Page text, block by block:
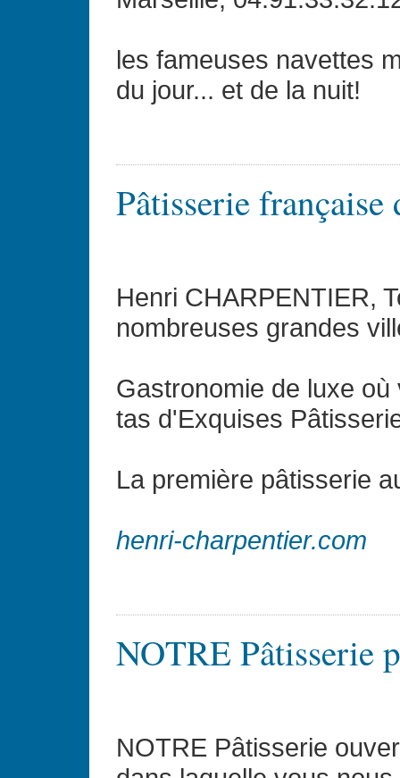
les fameuses navettes
du jour... et de la nuit!
Pâtisserie française
Henri CHARPENTIER,
nombreuses grandes
Gastronomie de luxe
tas d'Exquises
La première pâtisserie
henri-charpentier.com
NOTRE Pâtisserie
NOTRE Pâtisserie